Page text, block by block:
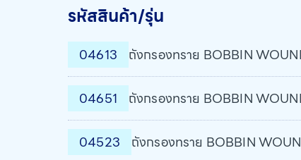
รหัสสินค้า/รุ่น
04613 ถังกรองทราย BOBBIN
04651 ถังกรองทราย BOBBIN
04523 ถังกรองทราย BOBBIN